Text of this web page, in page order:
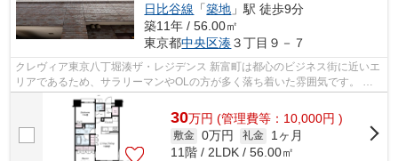
日比谷線 「築地 」駅 徒歩9分
築11年 / 56.00㎡
東京都中央区湊３丁目９－７
クレヴィア東京八丁堀湊ザ・レジデンス 新富町は都心のビジネス街に近いエ
リアであるため、サラリーマンやOLの方が多く落ち着いた雰囲気です。 街
の住み心地に加え、通勤や休日の遊...
30万円 (管理費等：10,000円 )
敷金 0万円 礼金
1ヶ月
11階 / 2LDK / 56.00㎡